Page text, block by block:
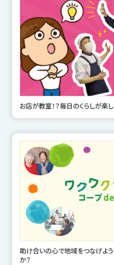
お店が教室！？毎日のくらしが楽
助け合いの心で地域をつなげよ
か？